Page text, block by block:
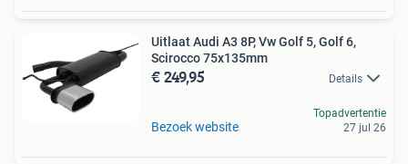
Uitlaat Audi A3 8P, Vw Golf 5, Golf 6,
Scirocco 75x135mm
€ 249,95 Details
Bezoek website
Topadvertentie
27 jul 26